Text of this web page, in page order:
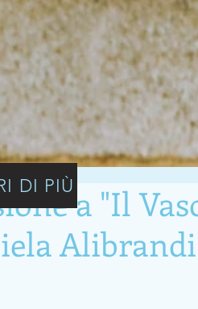
a "Il
Alibrandi
DI PIÙ